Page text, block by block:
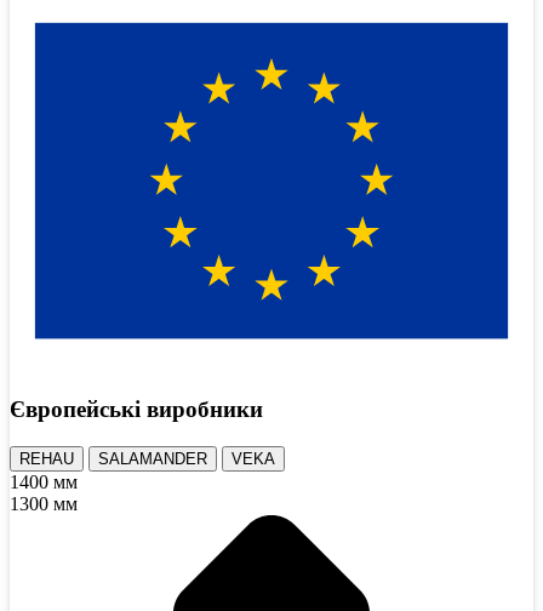
Європейські виробники
REHAU SALAMANDER VEKA
1400 мм
1300 мм